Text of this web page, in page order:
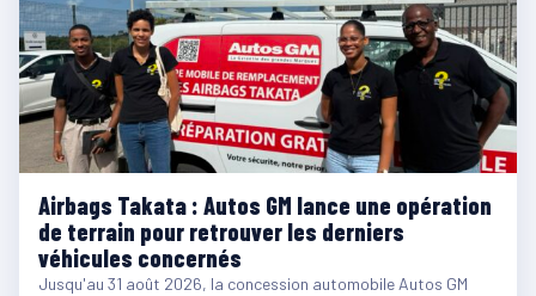
Airbags Takata : Autos GM lance une opération
de terrain pour retrouver les derniers
véhicules concernés
Jusqu'au 31 août 2026, la concession automobile Autos GM